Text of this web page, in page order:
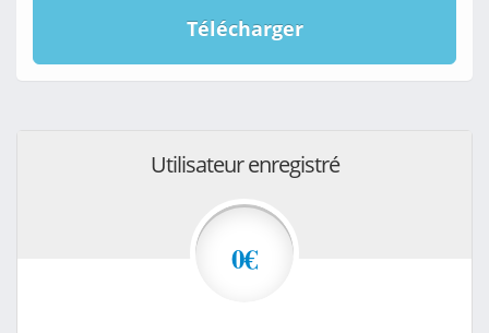
Télécharger
Utilisateur enregistré
0€